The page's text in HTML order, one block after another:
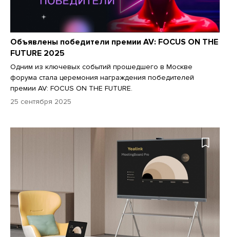
Объявлены победители премии AV: FOCUS ON THE
FUTURE 2025
Одним из ключевых событий прошедшего в Москве
форума стала церемония награждения победителей
премии AV: FOCUS ON THE FUTURE.
25 сентября 2025